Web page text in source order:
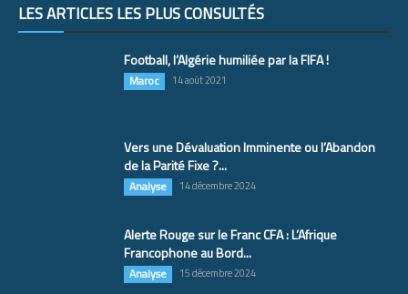
LES ARTICLES LES PLUS CONSULTÉS
Football, l’Algérie humiliée par la FIFA !
Maroc 14 août 2021
Vers une Dévaluation Imminente ou l’Abandon
de la Parité Fixe ?...
Analyse 14 décembre 2024
Alerte Rouge sur le Franc CFA : L’Afrique
Francophone au Bord...
Analyse 15 décembre 2024